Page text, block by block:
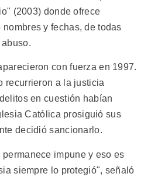
(2003) donde ofrece
y fechas, de todas
con fuerza en 1997.
recurrieron a la justicia
en cuestión habían
Católica prosiguió sus
decidió sancionarlo.
impune y eso es
siempre lo protegió", señaló